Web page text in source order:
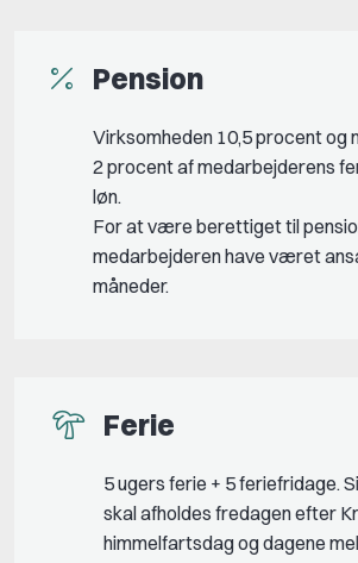
Pension
Virksomheden 10,5 procent og
2 procent af medarbejderens
løn.
For at være berettiget til
medarbejderen have været
måneder.
Ferie
5 ugers ferie + 5 feriefridage.
skal afholdes fredagen efter
himmelfartsdag og dagene